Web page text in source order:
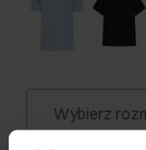
Wybierz